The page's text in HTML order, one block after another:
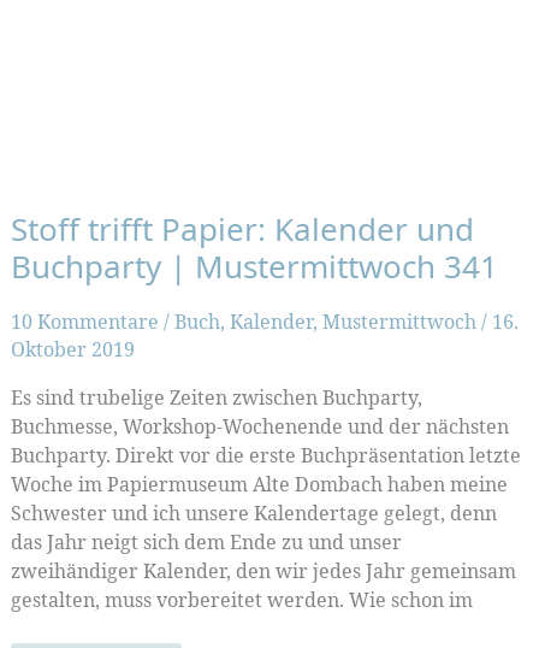
Stoff trifft Papier: Kalender und
Buchparty | Mustermittwoch 341
10 Kommentare /Buch, Kalender, Mustermittwoch/ 16.
Oktober 2019
Es sind trubelige Zeiten zwischen Buchparty,
Buchmesse, Workshop-Wochenende und der nächsten
Buchparty. Direkt vor die erste Buchpräsentation letzte
Woche im Papiermuseum Alte Dombach haben meine
Schwester und ich unsere Kalendertage gelegt, denn
das Jahr neigt sich dem Ende zu und unser
zweihändiger Kalender, den wir jedes Jahr gemeinsam
gestalten, muss vorbereitet werden. Wie schon im